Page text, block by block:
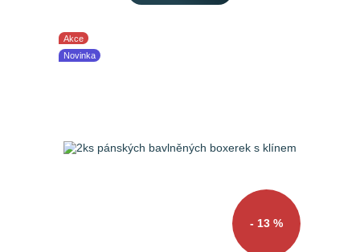
Akce
Novinka
- 13 %